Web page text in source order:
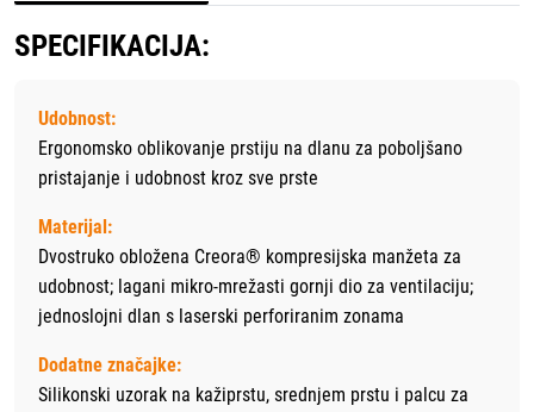
SPECIFIKACIJA:
Udobnost:
Ergonomsko oblikovanje prstiju na dlanu za poboljšano
pristajanje i udobnost kroz sve prste
Materijal:
Dvostruko obložena Creora® kompresijska manžeta za
udobnost; lagani mikro-mrežasti gornji dio za ventilaciju;
jednoslojni dlan s laserski perforiranim zonama
Dodatne značajke:
Silikonski uzorak na kažiprstu, srednjem prstu i palcu za